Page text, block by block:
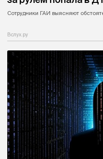
Сотрудники ГАИ выясняют
Вслух.ру